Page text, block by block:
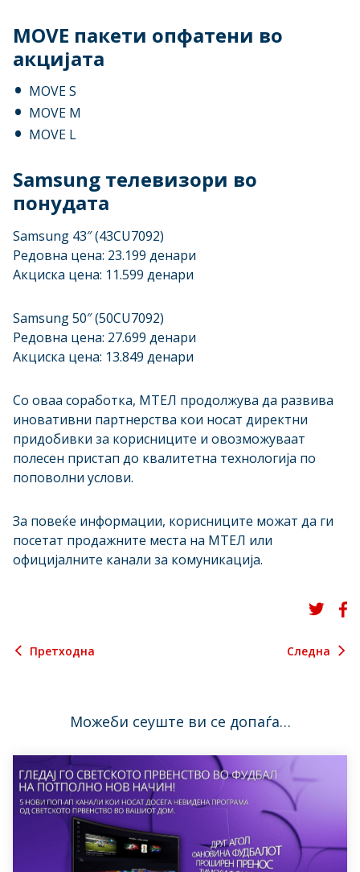
MOVE пакети опфатени во
акцијата
MOVE S
MOVE M
MOVE L
Samsung телевизори во
понудата
Samsung 43″ (43CU7092)
Редовна цена: 23.199 денари
Акциска цена: 11.599 денари
Samsung 50″ (50CU7092)
Редовна цена: 27.699 денари
Акциска цена: 13.849 денари
Со оваа соработка, МТЕЛ продолжува да развива
иновативни партнерства кои носат директни
придобивки за корисниците и овозможуваат
полесен пристап до квалитетна технологија по
поповолни услови.
За повеќе информации, корисниците можат да ги
посетат продажните места на МТЕЛ или
официјалните канали за комуникација.
Претходна Следна
Можеби сеуште ви се допаѓа…